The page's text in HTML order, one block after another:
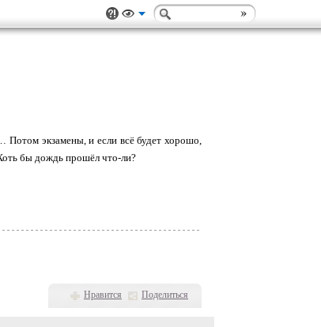
Потом экзамены, и если всё будет хорошо,
бы дождь прошёл что-ли?
Нравится Поделиться